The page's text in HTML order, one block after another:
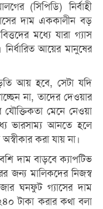
(সিপিডি) নির্বাহী
দাম এককালীন বড়
মধ্যে যারা গ্যাস
আয়ের মানুষের
আয় হবে, সেটা যদি
না, তাদের দেওয়ার
মেনে নেওয়া
ভারসাম্য আনতে হলে
করা যায় না।
দাম বাড়বে ক্যাপটিভ
জন্য মালিকদের নিজস্ব
ঘনফুট গ্যাসের দাম
টাকা করার কথা বলা